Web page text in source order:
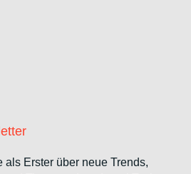
als Erster über neue Trends,